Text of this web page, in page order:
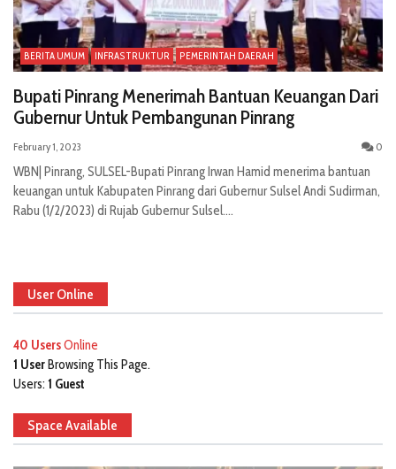
BERITA UMUM INFRASTRUKTUR PEMERINTAH DAERAH
Bupati Pinrang Menerimah Bantuan Keuangan Dari
Gubernur Untuk Pembangunan Pinrang
February 1, 2023 0
WBN| Pinrang, SULSEL-Bupati Pinrang Irwan Hamid menerima bantuan
keuangan untuk Kabupaten Pinrang dari Gubernur Sulsel Andi Sudirman,
Rabu (1/2/2023) di Rujab Gubernur Sulsel....
User Online
40 UsersOnline
1 UserBrowsing This Page.
Users: 1 Guest
Space Available